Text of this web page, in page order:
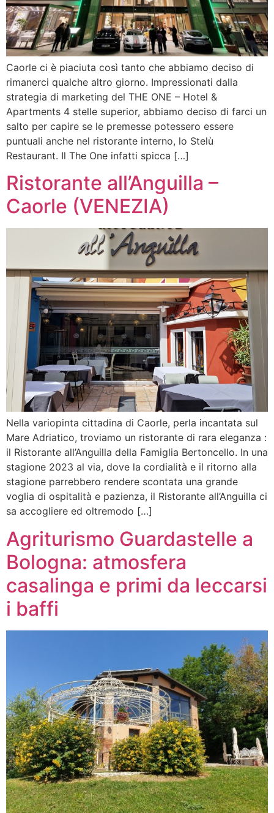
Caorle ci è piaciuta così tanto che abbiamo deciso di
rimanerci qualche altro giorno. Impressionati dalla
strategia di marketing del THE ONE – Hotel &
Apartments 4 stelle superior, abbiamo deciso di farci un
salto per capire se le premesse potessero essere
puntuali anche nel ristorante interno, lo Stelù
Restaurant. Il The One infatti spicca […]
Ristorante all’Anguilla –
Caorle (VENEZIA)
Nella variopinta cittadina di Caorle, perla incantata sul
Mare Adriatico, troviamo un ristorante di rara eleganza :
il Ristorante all’Anguilla della Famiglia Bertoncello. In una
stagione 2023 al via, dove la cordialità e il ritorno alla
stagione parrebbero rendere scontata una grande
voglia di ospitalità e pazienza, il Ristorante all’Anguilla ci
sa accogliere ed oltremodo […]
Agriturismo Guardastelle a
Bologna: atmosfera
casalinga e primi da leccarsi
i baffi